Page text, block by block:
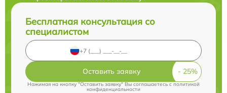
Бесплатная консультация со
специалистом
Оставить заявку
Нажимая на кнопку "Оставить заявку" Вы соглашаетесь cполитикой
конфиденциальности